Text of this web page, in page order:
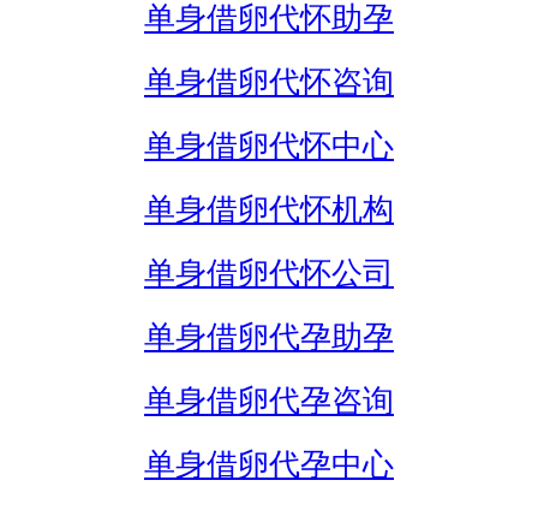
单身借卵代怀助孕
单身借卵代怀咨询
单身借卵代怀中心
单身借卵代怀机构
单身借卵代怀公司
单身借卵代孕助孕
单身借卵代孕咨询
单身借卵代孕中心